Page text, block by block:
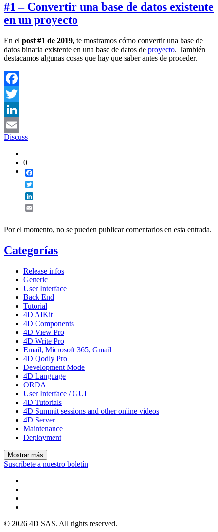
#1 – Convertir una base de datos existente
en un proyecto
En el post #1 de 2019, te mostramos cómo convertir una base de
datos binaria existente en una base de datos de proyecto. También
destacamos algunas cosas que hay que saber antes de proceder.
Facebook
Twitter
LinkedIn
Email
Discuss
0
Por el momento, no se pueden publicar comentarios en esta entrada.
Categorías
Release infos
Generic
User Interface
Back End
Tutorial
4D AIKit
4D Components
4D View Pro
4D Write Pro
Email, Microsoft 365, Gmail
4D Qodly Pro
Development Mode
4D Language
ORDA
User Interface / GUI
4D Tutorials
4D Summit sessions and other online videos
4D Server
Maintenance
Deployment
Mostrar más
Suscríbete a nuestro boletín
© 2026 4D SAS. All rights reserved.